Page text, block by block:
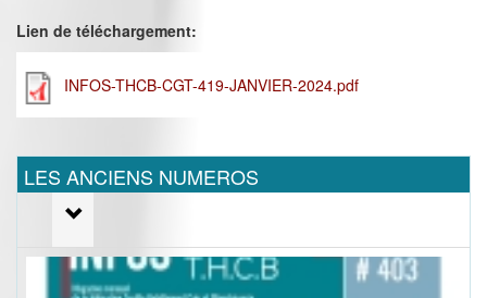
Lien de téléchargement:
INFOS-THCB-CGT-419-JANVIER-2024.pdf
LES ANCIENS NUMEROS